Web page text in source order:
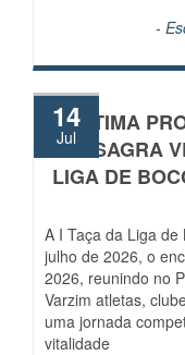
-
ÚLTIMA
CONSAGRA
LIGA DE
14
Jul
A I Taça da Liga
julho de 2026, o
2026, reunindo no
Varzim atletas,
uma jornada
vitalidade